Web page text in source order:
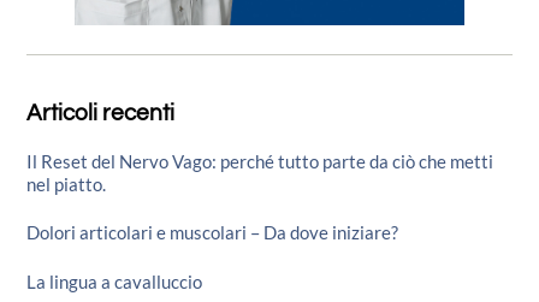
Articoli recenti
Il Reset del Nervo Vago: perché tutto parte da ciò che metti
nel piatto.
Dolori articolari e muscolari – Da dove iniziare?
La lingua a cavalluccio